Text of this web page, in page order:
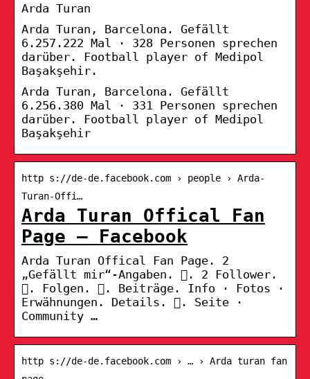
Arda Turan
Arda Turan, Barcelona. Gefällt
6.257.222 Mal · 328 Personen sprechen
darüber. Football player of Medipol
Başakşehir.
Arda Turan, Barcelona. Gefällt
6.256.380 Mal · 331 Personen sprechen
darüber. Football player of Medipol
Başakşehir
http s://de-de.facebook.com › people › Arda-
Turan-Offi…
Arda Turan Offical Fan
Page – Facebook
Arda Turan Offical Fan Page. 2
„Gefällt mir“-Angaben. 󱞋. 2 Follower.
󱙶. Folgen. 󰟝. Beiträge. Info · Fotos ·
Erwähnungen. Details. 󱛐. Seite ·
Community …
http s://de-de.facebook.com › … › Arda turan fan